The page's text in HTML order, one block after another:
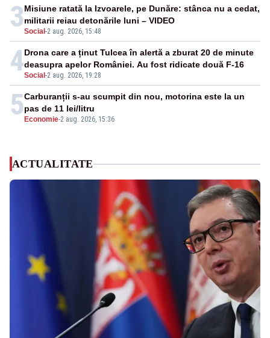
3Social -2 aug. 2026, 15:48
Misiune ratată la Izvoarele, pe Dunăre: stânca nu a cedat,
militarii reiau detonările luni – VIDEO
4Social -2 aug. 2026, 19:28
Drona care a ținut Tulcea în alertă a zburat 20 de minute
deasupra apelor României. Au fost ridicate două F-16
5 Economie-2 aug. 2026, 15:36
Carburanții s-au scumpit din nou, motorina este la un
pas de 11 lei/litru
ACTUALITATE